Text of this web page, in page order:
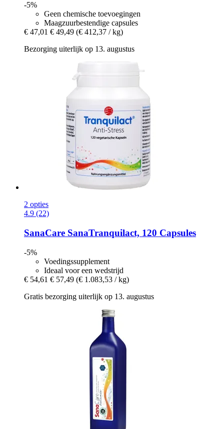
-5%
Geen chemische toevoegingen
Maagzuurbestendige capsules
€ 47,01 € 49,49 (€ 412,37 / kg)
Bezorging uiterlijk op 13. augustus
2 opties
4.9 (22)
SanaCare SanaTranquilact, 120 Capsules
-5%
Voedingssupplement
Ideaal voor een wedstrijd
€ 54,61 € 57,49 (€ 1.083,53 / kg)
Gratis bezorging uiterlijk op 13. augustus